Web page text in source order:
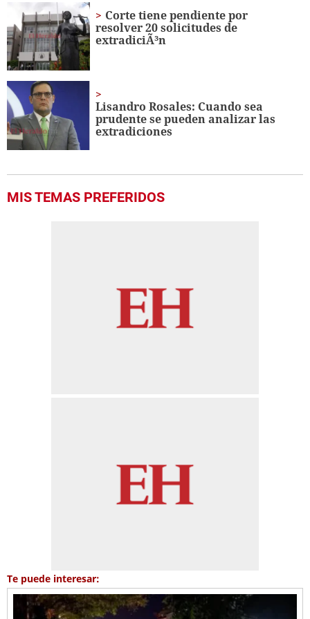
Corte tiene pendiente por
resolver 20 solicitudes de
extradiciÃ³n
Lisandro Rosales: Cuando sea
prudente se pueden analizar las
extradiciones
MIS TEMAS PREFERIDOS
Te puede interesar: